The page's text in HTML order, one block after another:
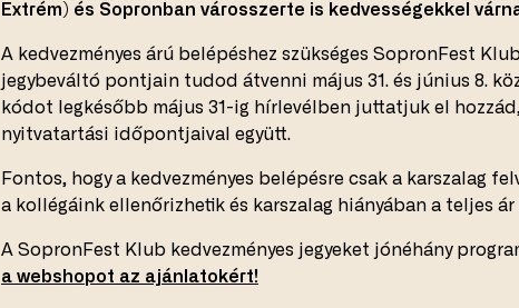
Extrém) és Sopronban városszerte is kedvességekkel
A kedvezményes árú belépéshez szükséges SopronFest
jegybeváltó pontjain tudod átvenni május 31. és június 8.
kódot legkésőbb május 31-ig hírlevélben juttatjuk el
nyitvatartási időpontjaival együtt.
Fontos, hogy a kedvezményes belépésre csak a karszalag
a kollégáink ellenőrizhetik és karszalag hiányában a teljes
A SopronFest Klub kedvezményes jegyeket jónéhány
a webshopot az ajánlatokért!